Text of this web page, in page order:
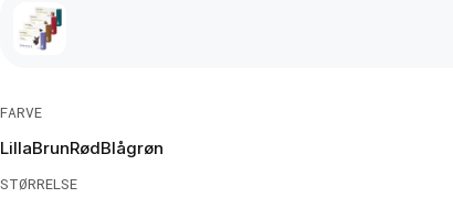
FARVE
LillaBrunRødBlågrøn
STØRRELSE